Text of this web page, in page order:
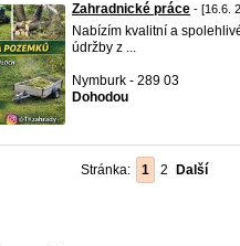
Zahradnické práce - [16.6.
Nabízím kvalitní a
údržby z ...
Nymburk - 289 03
Dohodou
Stránka: 1 2 Další